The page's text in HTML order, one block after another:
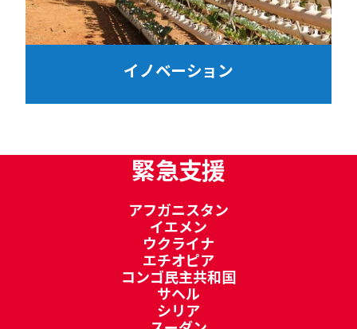
イノベーション
緊急支援
アフガニスタン
イエメン
ウクライナ
エチオピア
コンゴ民主共和国
サヘル
シリア